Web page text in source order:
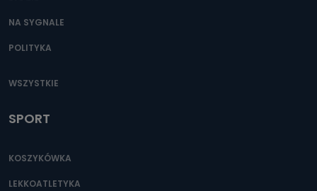
NA SYGNALE
POLITYKA
WSZYSTKIE
SPORT
KOSZYKÓWKA
LEKKOATLETYKA